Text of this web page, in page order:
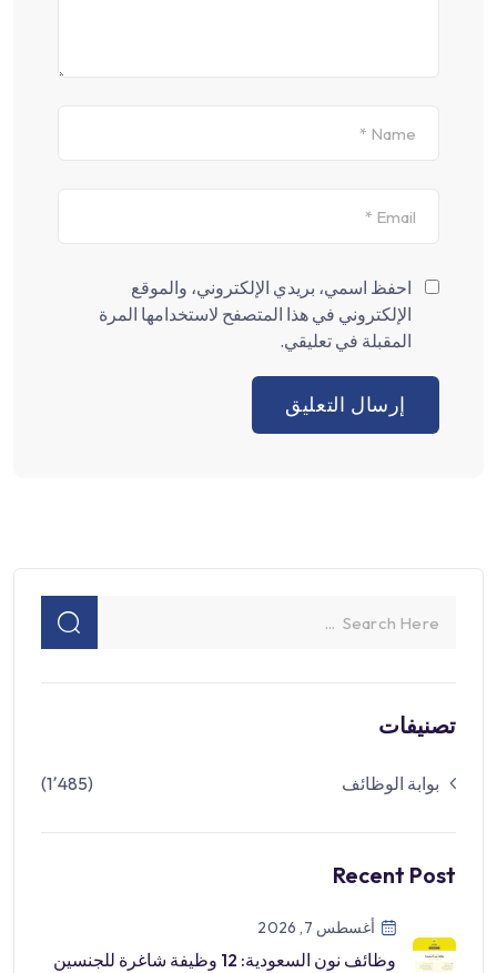
احفظ اسمي، بريدي الإلكتروني، والموقع
الإلكتروني في هذا المتصفح لاستخدامها المرة
المقبلة في تعليقي.
تصنيفات
بوابة الوظائف (1٬485)
Recent Post
أغسطس 7, 2026
وظائف نون السعودية: 12 وظيفة شاغرة للجنسين